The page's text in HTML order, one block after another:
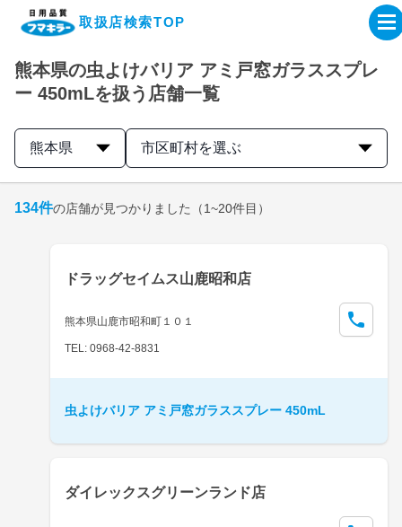
取扱店検索TOP
企業・IR情報サイト
製品情報サイト
取扱店検索はこちら
熊本県の虫よけバリア アミ戸窓ガラススプレ
ー 450mLを扱う店舗一覧
熊本県 市区町村を選ぶ
134件の店舗が見つかりました （1~20件目）
ドラッグセイムス山鹿昭和店
熊本県山鹿市昭和町１０１
TEL: 0968-42-8831
虫よけバリア アミ戸窓ガラススプレー 450mL
ダイレックスグリーンランド店